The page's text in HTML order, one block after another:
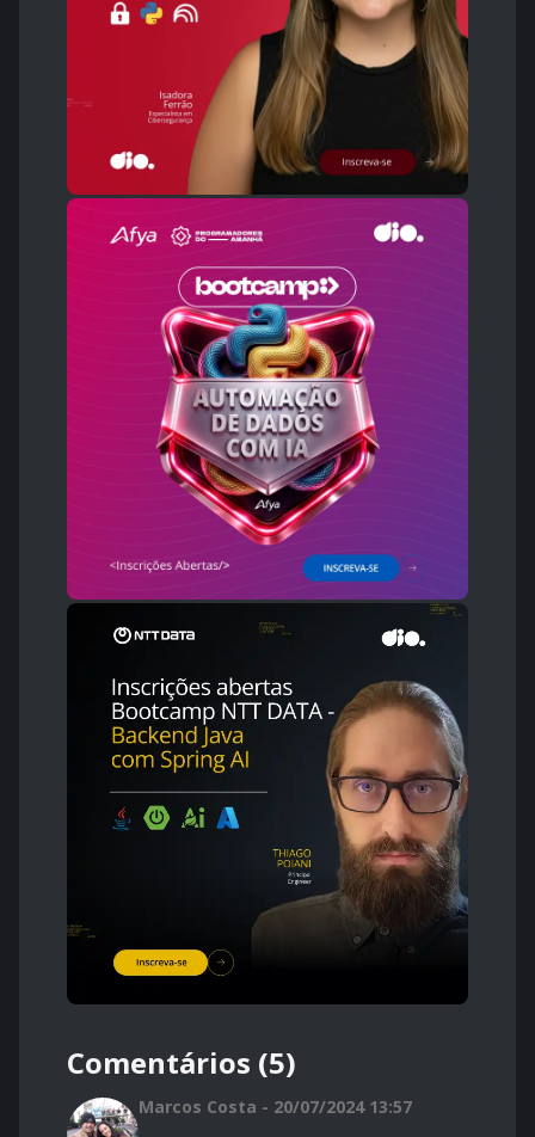
Comentários (5)
Marcos Costa - 20/07/2024 13:57